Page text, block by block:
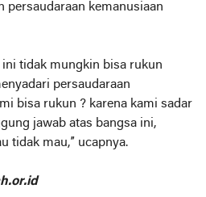
persaudaraan kemanusiaan
tidak mungkin bisa rukun
persaudaraan
bisa rukun ? karena kami sadar
jawab atas bangsa ini,
tidak mau,” ucapnya.